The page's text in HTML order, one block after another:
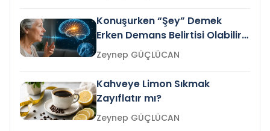
Konuşurken “Şey” Demek
Erken Demans Belirtisi Olabilir
mi?
Zeynep GÜÇLÜCAN
Kahveye Limon Sıkmak
Zayıflatır mı?
Zeynep GÜÇLÜCAN